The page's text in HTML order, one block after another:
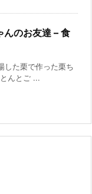
のお友達 – 食
した栗で作った栗ち
んとご ...